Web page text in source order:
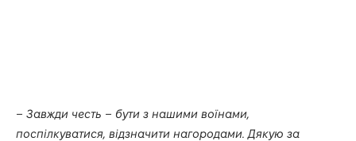
– Завжди честь – бути з нашими воїнами,
поспілкуватися, відзначити нагородами. Дякую за